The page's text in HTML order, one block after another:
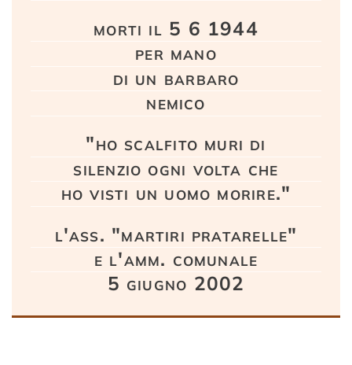
morti il 5 6 1944
per mano
di un barbaro
nemico
"ho scalfito muri di
silenzio ogni volta che
ho visti un uomo morire."
l'ass. "martiri pratarelle"
e l'amm. comunale
5 giugno 2002